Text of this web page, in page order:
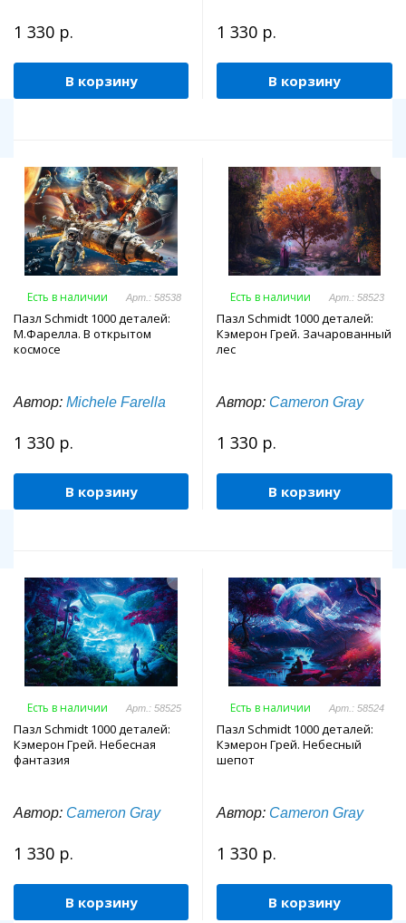
1 330 р.
В корзину
1 330 р.
В корзину
Есть в наличии Арт.: 58538
Пазл Schmidt 1000 деталей:
М.Фарелла. В открытом
космосе
Автор: Michele Farella
1 330 р.
В корзину
Есть в наличии Арт.: 58523
Пазл Schmidt 1000 деталей:
Кэмерон Грей. Зачарованный
лес
Автор: Cameron Gray
1 330 р.
В корзину
Есть в наличии Арт.: 58525
Пазл Schmidt 1000 деталей:
Кэмерон Грей. Небесная
фантазия
Автор: Cameron Gray
1 330 р.
В корзину
Есть в наличии Арт.: 58524
Пазл Schmidt 1000 деталей:
Кэмерон Грей. Небесный
шепот
Автор: Cameron Gray
1 330 р.
В корзину